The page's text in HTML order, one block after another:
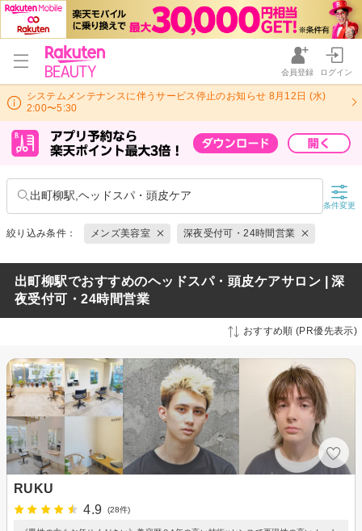
会員登録 ログイン
システムメンテナンスに伴うサービス停止のお知らせ 8月12日 (水)
2:00〜5:30
出町柳駅,ヘッドスパ・頭皮ケア
条件変更
絞り込み条件： メンズ美容室 深夜受付可・24時間営業
出町柳駅でおすすめのヘッドスパ・頭皮ケアサロン | 深
夜受付可・24時間営業
おすすめ順 (PR優先表示)
RUKU
4.9
(28件)